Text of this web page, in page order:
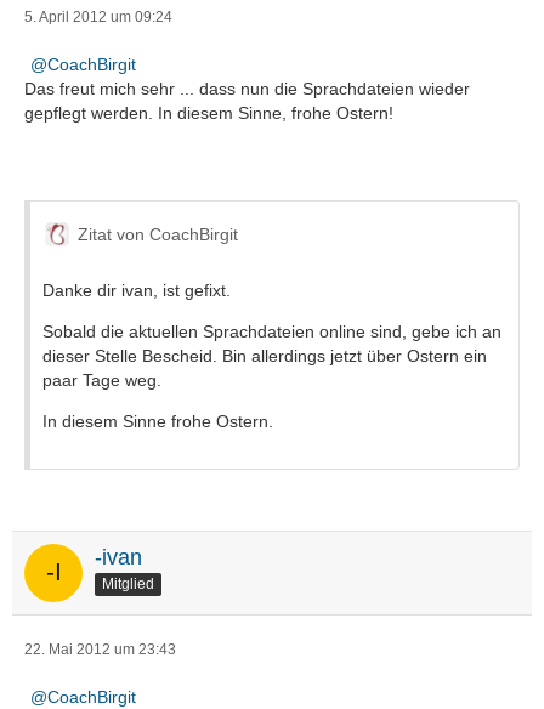
5. April 2012 um 09:24
CoachBirgit
Das freut mich sehr ... dass nun die Sprachdateien wieder
gepflegt werden. In diesem Sinne, frohe Ostern!
Zitat von CoachBirgit
Danke dir ivan, ist gefixt.
Sobald die aktuellen Sprachdateien online sind, gebe ich an
dieser Stelle Bescheid. Bin allerdings jetzt über Ostern ein
paar Tage weg.
In diesem Sinne frohe Ostern.
-ivan
Mitglied
22. Mai 2012 um 23:43
CoachBirgit